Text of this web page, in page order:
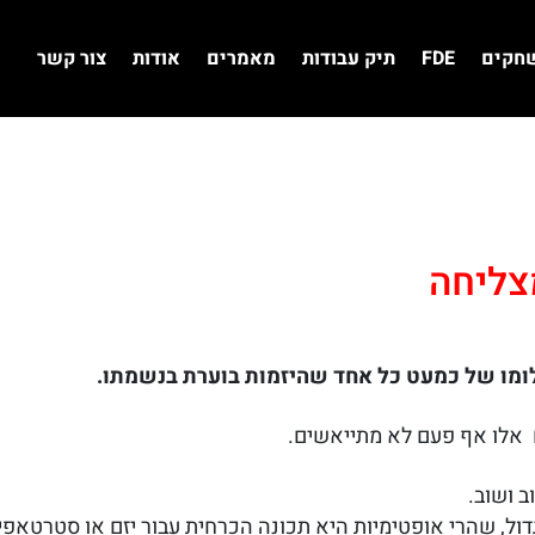
FDE תיק עבודות מאמרים אודות צור קשר
של כמעט כל אחד שהיזמות בוערת בנשמתו.
אלו אף פעם לא מתייאשים.
ושוב.
שהרי אופטימיות היא תכונה הכרחית עבור יזם או